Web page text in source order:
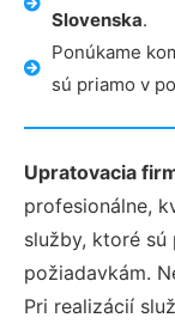
Slovenska.
Ponúkame
sú priamo v
Upratovacia
profesionálne,
služby, ktoré sú
požiadavkám.
Pri realizácií